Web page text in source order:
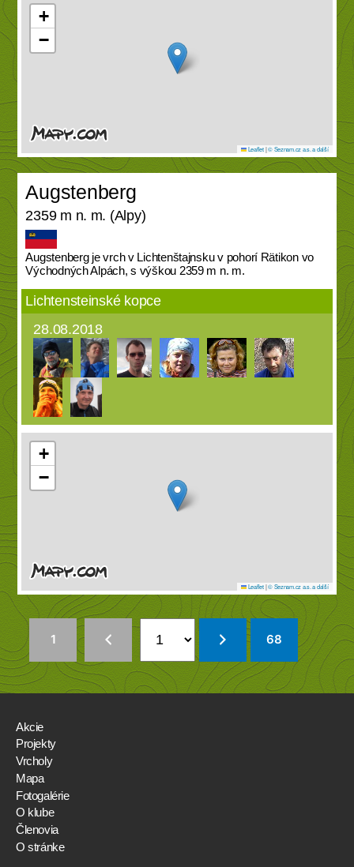
+
−
Leaflet|© Seznam.cz a.s. a další
Augstenberg
2359 m n. m. (Alpy)
Augstenberg je vrch v Lichtenštajnsku v pohorí Rätikon vo
Východných Alpách, s výškou 2359 m n. m.
Lichtensteinské kopce
28.08.2018
+
−
Leaflet|© Seznam.cz a.s. a další
1 68
Akcie
Projekty
Vrcholy
Mapa
Fotogalérie
O klube
Členovia
O stránke